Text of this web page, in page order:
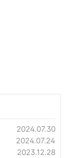
2024.07.30
2024.07.24
2023.12.28